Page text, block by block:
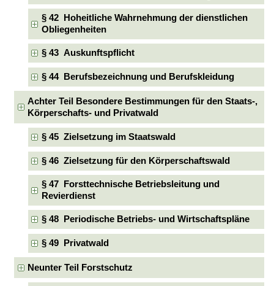
§ 42 Hoheitliche Wahrnehmung der dienstlichen
Obliegenheiten
§ 43 Auskunftspflicht
§ 44 Berufsbezeichnung und Berufskleidung
Achter Teil Besondere Bestimmungen für den Staats-,
Körperschafts- und Privatwald
§ 45 Zielsetzung im Staatswald
§ 46 Zielsetzung für den Körperschaftswald
§ 47 Forsttechnische Betriebsleitung und
Revierdienst
§ 48 Periodische Betriebs- und Wirtschaftspläne
§ 49 Privatwald
Neunter Teil Forstschutz